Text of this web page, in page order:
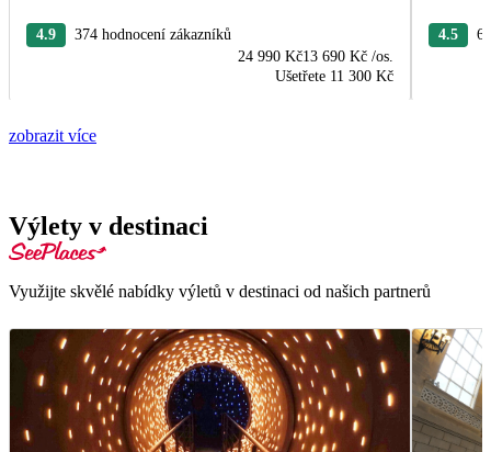
4.9
374 hodnocení zákazníků
24 990 Kč13 690 Kč /os.
Ušetřete 11 300 Kč
4.5
zobrazit více
Výlety v destinaci
Využijte skvělé nabídky výletů v destinaci od našich partnerů